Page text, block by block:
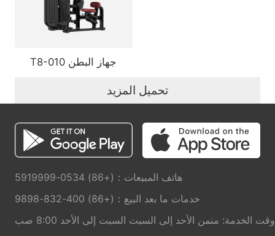
T8-010 جهاز البطن
تحميل المزيد
هاتف المبيعات：(+86) 0534-5919999
خدمات ما بعد البيع：(+86) 400-832-9898